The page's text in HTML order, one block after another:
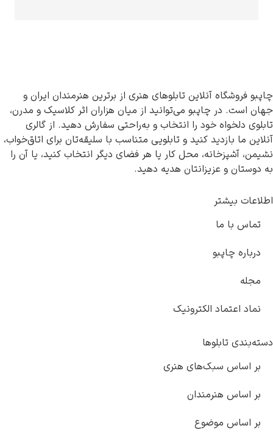
آنلاین تابلوهای هنری از برترین هنرمندان ایران و
چاپبو می‌توانید از میان هزاران اثر کلاسیک و مدرن،
خود را انتخاب و به‌راحتی سفارش دهید. از گالری
کنید و تابلویی متناسب با سلیقه‌تان برای اتاق‌خواب،
محل کار یا هر فضای دیگر انتخاب کنید، یا آن را
عزیزانتان هدیه دهید.
الکترونیک
سبک‌های هنری
موضوع